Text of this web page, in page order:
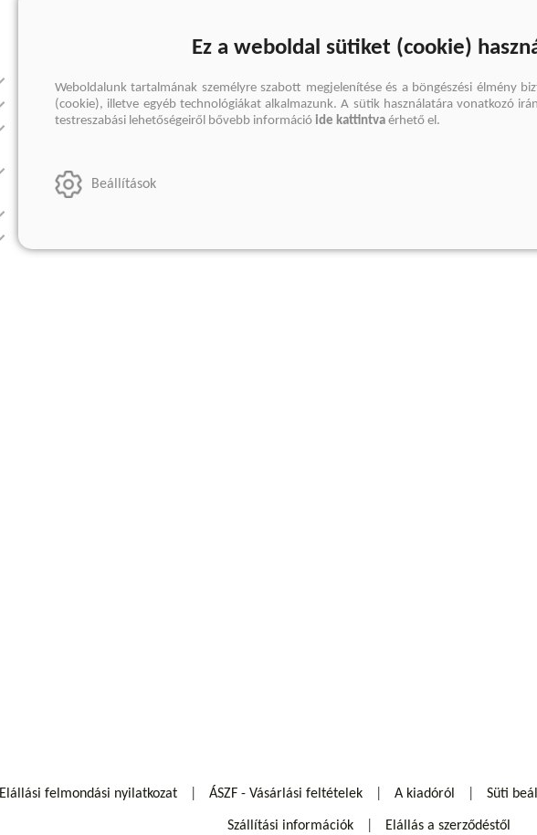
Elállási felmondási nyilatkozat ÁSZF - Vásárlási feltételek A kiadóról Süti
Szállítási információk Elállás a szerződéstől
Ez a weboldal sütiket (cookie)
Weboldalunk tartalmának személyre szabott megjelenítése és a böngészési élmény
(cookie), illetve egyéb technológiákat alkalmazunk. A sütik használatára vonatkozó
testreszabási lehetőségeiről bővebb információ ide kattintva érhető el.
Beállítások